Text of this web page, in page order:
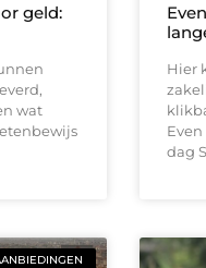
geld:
wat
Hier
dag